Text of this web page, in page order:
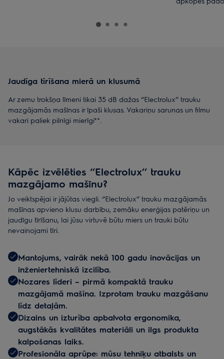
Jaudīga tīrīšana mierā un klusumā
Ar zemu trokšņa līmeni tikai 35 dB dažas ‘’Electrolux’’ trauku
mazgājamās mašīnas ir īpaši klusas. Vakariņu sarunas un filmu
vakari paliek pilnīgi mierīgi**.
Kāpēc izvēlēties ‘’Electrolux’’ trauku
mazgājamo mašīnu?
Jo veiktspējai ir jājūtas viegli. ‘’Electrolux’’ trauku mazgājamās
mašīnas apvieno klusu darbību, zemāku enerģijas patēriņu un
jaudīgu tīrīšanu, lai jūsu virtuvē būtu miers un trauki būtu
nevainojami tīri.
Mantojums, vairāk nekā 100 gadu inovācijas un
inženiertehniskā izcilība.
Nozares līderi – pirmā kompaktā trauku
mazgājamā mašīna. Izprotam trauku mazgāšanu
līdz detaļām.
Dizains un izturība apbalvota ergonomika,
augstākās kvalitātes materiāli un ilgs produkta
kalpošanas laiks.
Profesionāla aprūpe: mūsu tehniķu atbalsts un